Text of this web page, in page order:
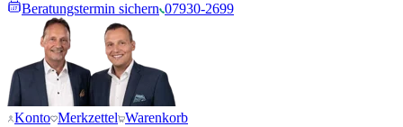
Beratungstermin sichern 07930-2699
Konto Merkzettel Warenkorb